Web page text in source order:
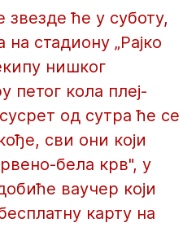
ће у суботу,
на стадиону „Рајко
нишког
петог кола плеј-
од сутра ће се
сви они који
бела крв", у
ваучер који
карту на